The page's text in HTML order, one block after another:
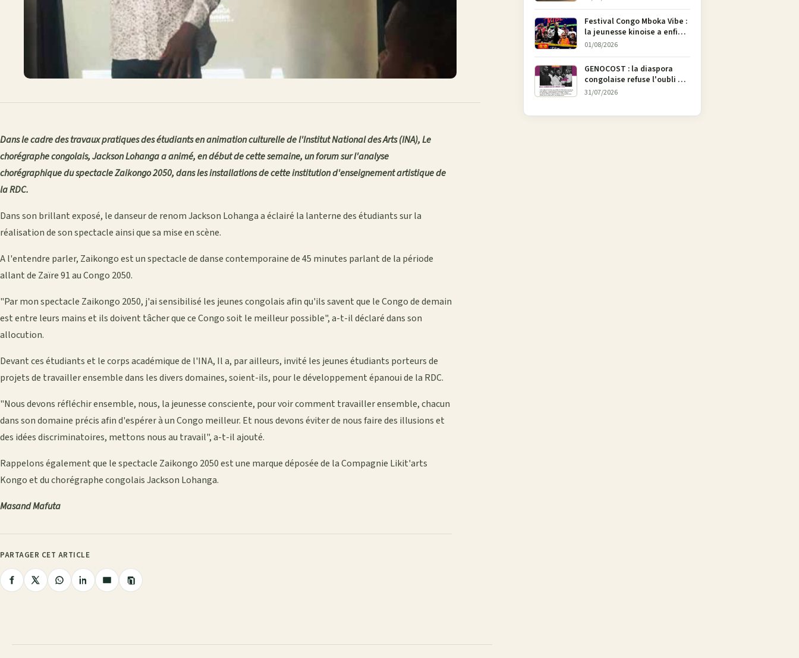
Dans le cadre des travaux pratiques des étudiants en animation culturelle de l'Institut National des Arts (INA), Le
chorégraphe congolais, Jackson Lohanga a animé, en début de cette semaine, un forum sur l'analyse
chorégraphique du spectacle Zaikongo 2050, dans les installations de cette institution d'enseignement artistique de
la RDC.
Dans son brillant exposé, le danseur de renom Jackson Lohanga a éclairé la lanterne des étudiants sur la
réalisation de son spectacle ainsi que sa mise en scène.
A l'entendre parler, Zaikongo est un spectacle de danse contemporaine de 45 minutes parlant de la période
allant de Zaïre 91 au Congo 2050.
"Par mon spectacle Zaikongo 2050, j'ai sensibilisé les jeunes congolais afin qu'ils savent que le Congo de demain
est entre leurs mains et ils doivent tâcher que ce Congo soit le meilleur possible", a-t-il déclaré dans son
allocution.
Devant ces étudiants et le corps académique de l'INA, Il a, par ailleurs, invité les jeunes étudiants porteurs de
projets de travailler ensemble dans les divers domaines, soient-ils, pour le développement épanoui de la RDC.
"Nous devons réfléchir ensemble, nous, la jeunesse consciente, pour voir comment travailler ensemble, chacun
dans son domaine précis afin d'espérer à un Congo meilleur. Et nous devons éviter de nous faire des illusions et
des idées discriminatoires, mettons nous au travail", a-t-il ajouté.
Rappelons également que le spectacle Zaikongo 2050 est une marque déposée de la Compagnie Likit'arts
Kongo et du chorégraphe congolais Jackson Lohanga.
Masand Mafuta
PARTAGER CET ARTICLE
PartagerPartagerPartagerPartagerPartager
Copier
le
Festival Congo Mboka Vibe :
la jeunesse kinoise a enfin
sa plateforme de culture
01/08/2026
GENOCOST : la diaspora
congolaise refuse l'oubli et
lance une campagne pour
31/07/2026